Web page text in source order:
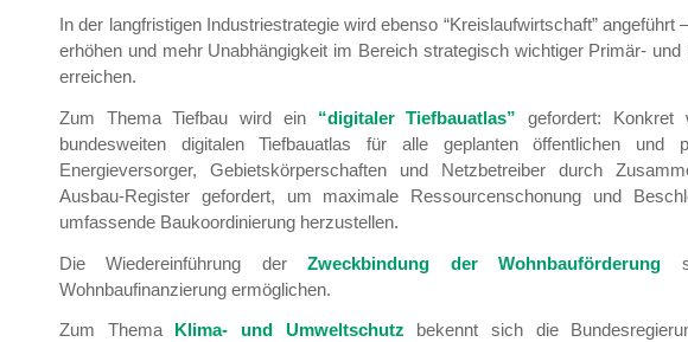
In der langfristigen Industriestrategie wird ebenso “Kreislaufwirtschaft”
erhöhen und mehr Unabhängigkeit im Bereich strategisch wichtiger Primär-
erreichen.
Zum Thema Tiefbau wird ein “digitaler Tiefbauatlas” gefordert: Konkret
bundesweiten digitalen Tiefbauatlas für alle geplanten öffentlichen und
Energieversorger, Gebietskörperschaften und Netzbetreiber durch
Ausbau-Register gefordert, um maximale Ressourcenschonung und
umfassende Baukoordinierung herzustellen.
Die Wiedereinführung derZweckbindung der Wohnbauförderung
Wohnbaufinanzierung ermöglichen.
Zum Thema Klima- und Umweltschutz bekennt sich die